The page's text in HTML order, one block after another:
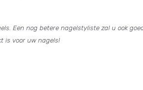
Een nog betere nagelstyliste zal u ook
is voor uw nagels!